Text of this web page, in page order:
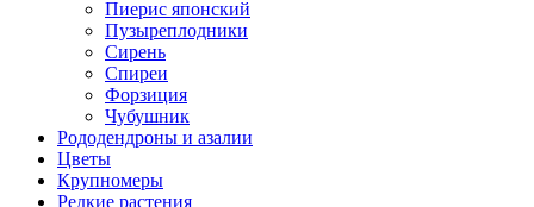
Пиерис японский
Пузыреплодники
Сирень
Спиреи
Форзиция
Чубушник
Рододендроны и азалии
Цветы
Крупномеры
Редкие растения